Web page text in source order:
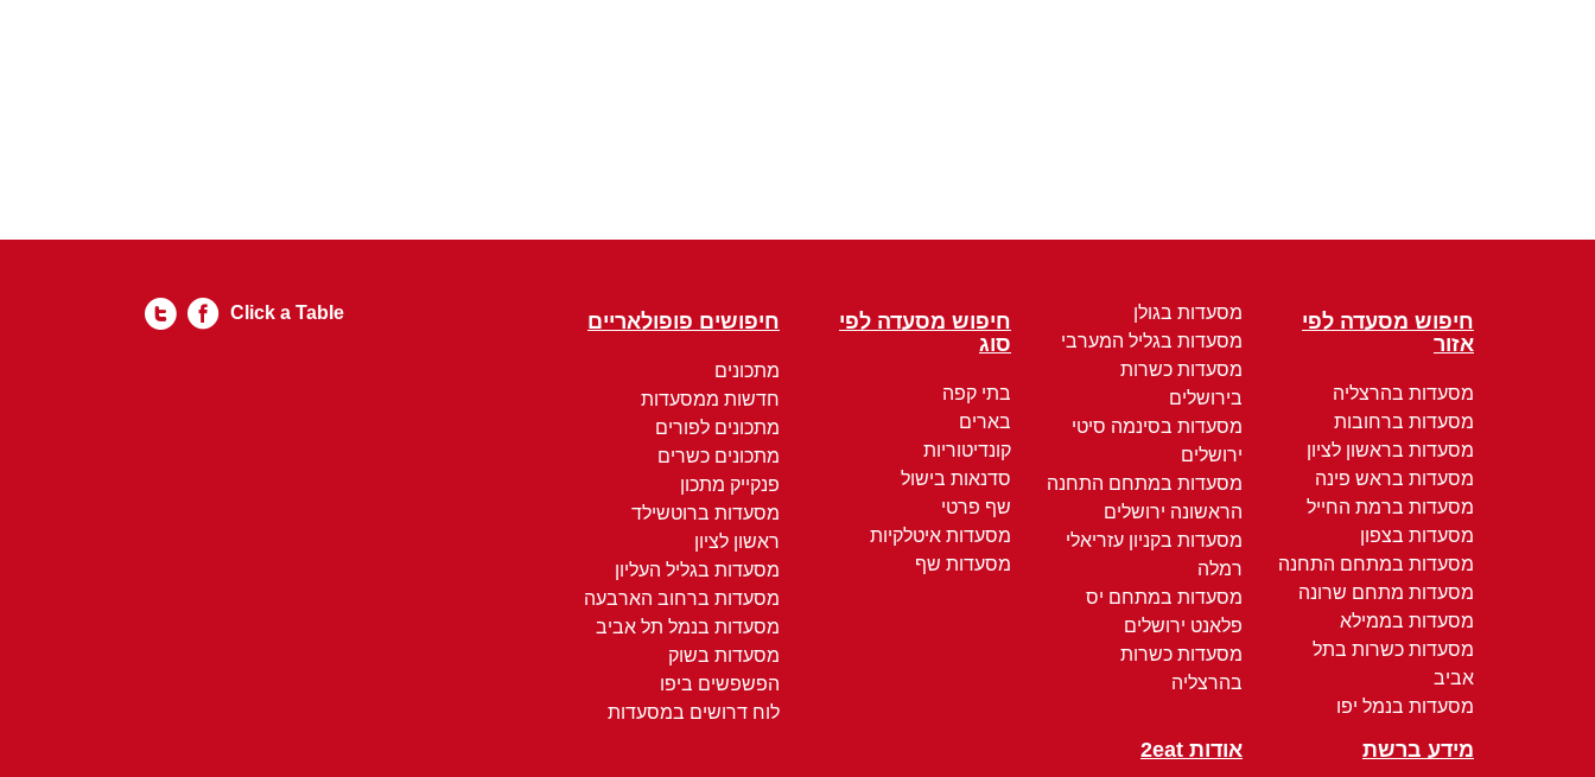
חיפוש מסעדה לפי
אזור
מסעדות בהרצליה
מסעדות ברחובות
מסעדות בראשון לציון
מסעדות בראש פינה
מסעדות ברמת החייל
מסעדות בצפון
מסעדות במתחם התחנה
מסעדות מתחם שרונה
מסעדות בממילא
מסעדות כשרות בתל
אביב
מסעדות בנמל יפו
מסעדות בגולן
מסעדות בגליל המערבי
מסעדות כשרות
בירושלים
מסעדות בסינמה סיטי
ירושלים
מסעדות במתחם התחנה
הראשונה ירושלים
מסעדות בקניון עזריאלי
רמלה
מסעדות במתחם יס
פלאנט ירושלים
מסעדות כשרות
בהרצליה
חיפוש מסעדה לפי
סוג
בתי קפה
בארים
קונדיטוריות
סדנאות בישול
שף פרטי
מסעדות איטלקיות
מסעדות שף
חיפושים פופולאריים
מתכונים
חדשות ממסעדות
מתכונים לפורים
מתכונים כשרים
פנקייק מתכון
מסעדות ברוטשילד
ראשון לציון
מסעדות בגליל העליון
מסעדות ברחוב הארבעה
מסעדות בנמל תל אביב
מסעדות בשוק
הפשפשים ביפו
לוח דרושים במסעדות
מידע ברשת אודות 2eat
Click a Table